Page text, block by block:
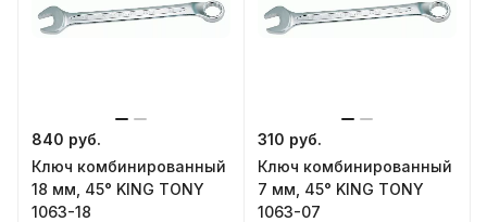
840 руб.
Ключ комбинированный
18 мм, 45° KING TONY
1063-18
310 руб.
Ключ комбинированный
7 мм, 45° KING TONY
1063-07